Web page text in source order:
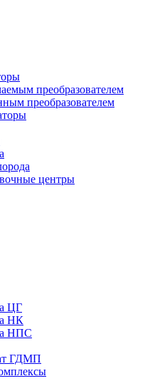
преобразователем
преобразователем
центры
ЦГ
НК
НПС
ГДМП